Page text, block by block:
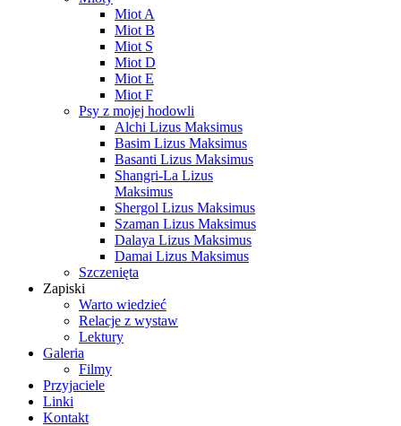
Miot A
Miot B
Miot S
Miot D
Miot E
Miot F
Psy z mojej hodowli
Alchi Lizus Maksimus
Basim Lizus Maksimus
Basanti Lizus Maksimus
Shangri-La Lizus
Maksimus
Shergol Lizus Maksimus
Szaman Lizus Maksimus
Dalaya Lizus Maksimus
Damai Lizus Maksimus
Szczenięta
Zapiski
Warto wiedzieć
Relacje z wystaw
Lektury
Galeria
Filmy
Przyjaciele
Linki
Kontakt